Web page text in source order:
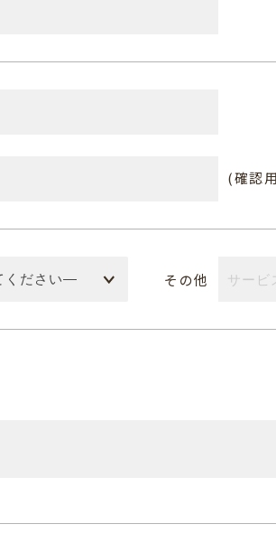
(確認
その他